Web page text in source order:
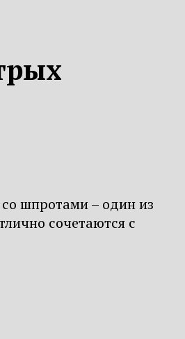
шпротами – один из
сочетаются с